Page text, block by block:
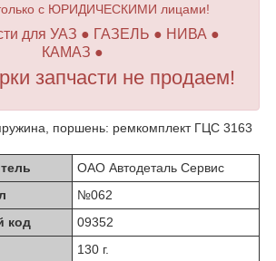
с ЮРИДИЧЕСКИМИ лицами!
для УАЗ ● ГАЗЕЛЬ ● НИВА ●
КАМАЗ ●
запчасти не продаем!
поршень: ремкомплект ГЦС 3163
ОАО Автодеталь Сервис
№062
код
09352
130 г.